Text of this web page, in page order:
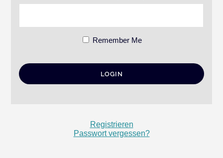
Remember Me
Registrieren
Passwort vergessen?